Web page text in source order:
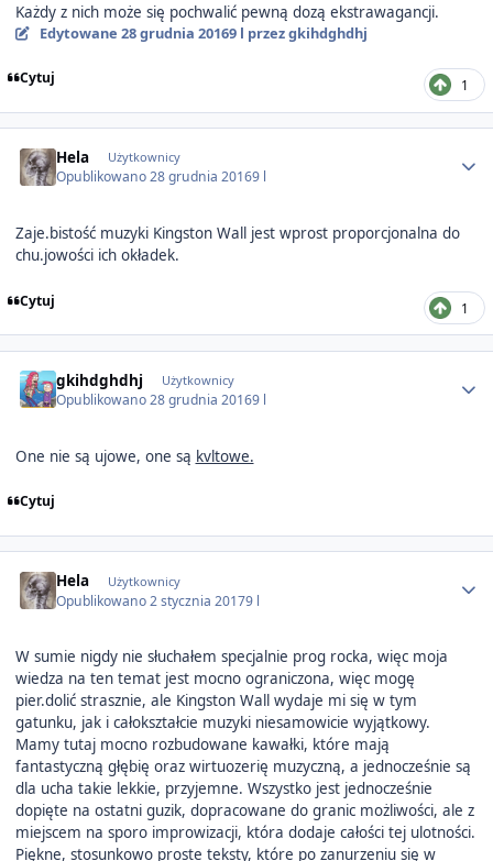
Każdy z nich może się pochwalić pewną dozą ekstrawagancji.
Edytowane 28 grudnia 20169 l przez gkihdghdhj
Cytuj 1
Hela Użytkownicy
Opublikowano28 grudnia 20169 l
Zaje.bistość muzyki Kingston Wall jest wprost proporcjonalna do
chu.jowości ich okładek.
Cytuj 1
gkihdghdhj Użytkownicy
Opublikowano28 grudnia 20169 l
One nie są ujowe, one są kvltowe.
Cytuj
Hela Użytkownicy
Opublikowano2 stycznia 20179 l
W sumie nigdy nie słuchałem specjalnie prog rocka, więc moja
wiedza na ten temat jest mocno ograniczona, więc mogę
pier.dolić strasznie, ale Kingston Wall wydaje mi się w tym
gatunku, jak i całokształcie muzyki niesamowicie wyjątkowy.
Mamy tutaj mocno rozbudowane kawałki, które mają
fantastyczną głębię oraz wirtuozerię muzyczną, a jednocześnie są
dla ucha takie lekkie, przyjemne. Wszystko jest jednocześnie
dopięte na ostatni guzik, dopracowane do granic możliwości, ale z
miejscem na sporo improwizacji, która dodaje całości tej ulotności.
Piękne, stosunkowo proste teksty, które po zanurzeniu się w